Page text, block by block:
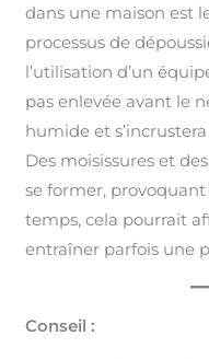
dans une maison est
processus de
l’utilisation d’un
pas enlevée avant le
humide et
Des moisissures et
se former,
temps, cela pourrait
entraîner parfois une
Conseil :